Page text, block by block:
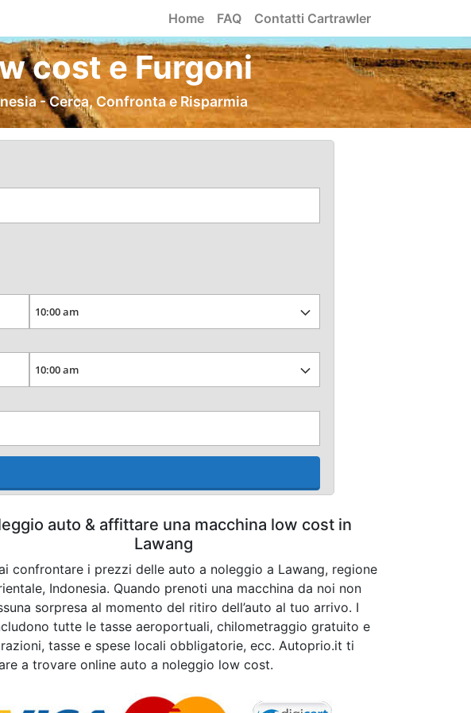
Home FAQ Contatti Cartrawler
cost e Furgoni
- Cerca, Confronta e Risparmia
auto & affittare una macchina low cost in
Lawang
confrontare i prezzi delle auto a noleggio a Lawang, regione
Indonesia. Quando prenoti una macchina da noi non
sorpresa al momento del ritiro dell’auto al tuo arrivo. I
tutte le tasse aeroportuali, chilometraggio gratuito e
tasse e spese locali obbligatorie, ecc. Autoprio.it ti
a trovare online auto a noleggio low cost.